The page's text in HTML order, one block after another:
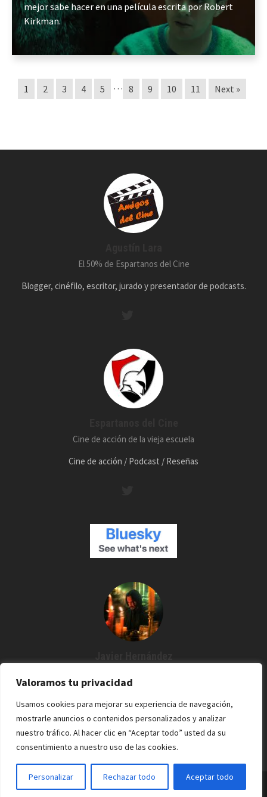
Valoramos tu privacidad
Usamos cookies para mejorar su experiencia de navegación,
mostrarle anuncios o contenidos personalizados y analizar
nuestro tráfico. Al hacer clic en “Aceptar todo” usted da su
consentimiento a nuestro uso de las cookies.
Personalizar Rechazar todo Aceptar todo
mejor sabe hacer en una película escrita por Robert
Kirkman.
1 2 3 4 5 … 8 9 10 11 Next »
El 50% de Espartanos del Cine
Blogger, cinéfilo, escritor, jurado y presentador de podcasts.
Cine de acción de la vieja escuela
Cine de acción / Podcast / Reseñas
entonces estoy por aquí. Cine / Rock /Pixel.
Espartanos del Cine - 2022